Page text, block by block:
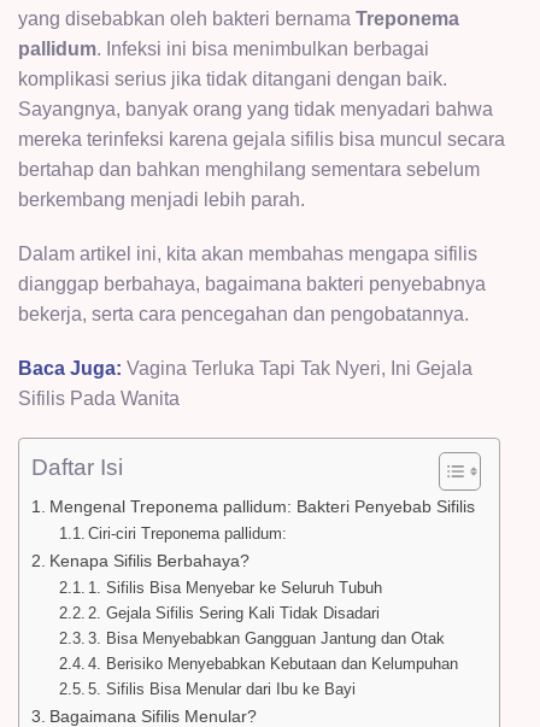
yang disebabkan oleh bakteri bernama Treponema
pallidum. Infeksi ini bisa menimbulkan berbagai
komplikasi serius jika tidak ditangani dengan baik.
Sayangnya, banyak orang yang tidak menyadari bahwa
mereka terinfeksi karena gejala sifilis bisa muncul secara
bertahap dan bahkan menghilang sementara sebelum
berkembang menjadi lebih parah.
Dalam artikel ini, kita akan membahas mengapa sifilis
dianggap berbahaya, bagaimana bakteri penyebabnya
bekerja, serta cara pencegahan dan pengobatannya.
Baca Juga: Vagina Terluka Tapi Tak Nyeri, Ini Gejala
Sifilis Pada Wanita
Daftar Isi
Mengenal Treponema pallidum: Bakteri Penyebab Sifilis
Ciri-ciri Treponema pallidum:
Kenapa Sifilis Berbahaya?
1. Sifilis Bisa Menyebar ke Seluruh Tubuh
2. Gejala Sifilis Sering Kali Tidak Disadari
3. Bisa Menyebabkan Gangguan Jantung dan Otak
4. Berisiko Menyebabkan Kebutaan dan Kelumpuhan
5. Sifilis Bisa Menular dari Ibu ke Bayi
Bagaimana Sifilis Menular?